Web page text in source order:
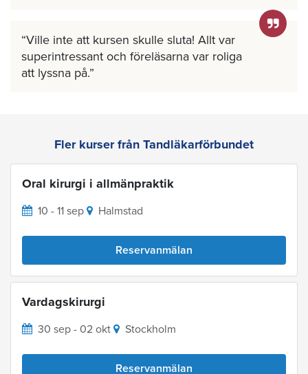
Ville inte att kursen skulle sluta! Allt var
superintressant och föreläsarna var roliga
att lyssna på.
Fler kurser från Tandläkarförbundet
Oral kirurgi i allmänpraktik
10 - 11 sep Halmstad
Reservanmälan
Vardagskirurgi
30 sep - 02 okt Stockholm
Reservanmälan